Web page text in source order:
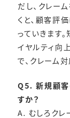
だし、クレー
くと、顧客評
っていきます
イヤルティ向
で、クレーム
Q5. 新規顧客
すか？
A. むしろクレ